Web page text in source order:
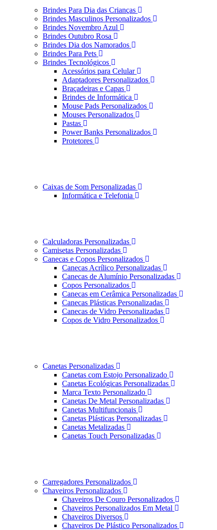
Brindes Para Dia das Crianças
Brindes Masculinos Personalizados
Brindes Novembro Azul
Brindes Outubro Rosa
Brindes Dia dos Namorados
Brindes Para Pets
Brindes Tecnológicos
Acessórios para Celular
Adaptadores Personalizados
Braçadeiras e Capas
Brindes de Informática
Mouse Pads Personalizados
Mouses Personalizados
Pastas
Power Banks Personalizados
Protetores
Caixas de Som Personalizadas
Informática e Telefonia
Calculadoras Personalizadas
Camisetas Personalizadas
Canecas e Copos Personalizados
Canecas Acrílico Personalizadas
Canecas de Alumínio Personalizadas
Copos Personalizados
Canecas em Cerâmica Personalizadas
Canecas Plásticas Personalizadas
Canecas de Vidro Personalizadas
Copos de Vidro Personalizados
Canetas Personalizadas
Canetas com Estojo Personalizado
Canetas Ecológicas Personalizadas
Marca Texto Personalizado
Canetas De Metal Personalizadas
Canetas Multifuncionais
Canetas Plásticas Personalizadas
Canetas Metalizadas
Canetas Touch Personalizadas
Carregadores Personalizados
Chaveiros Personalizados
Chaveiros De Couro Personalizados
Chaveiros Personalizados Em Metal
Chaveiros Diversos
Chaveiros De Plástico Personalizados